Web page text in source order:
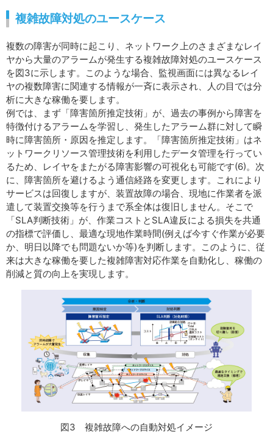
複雑故障対処のユースケース
複数の障害が同時に起こり、ネットワーク上のさまざまなレイ
ヤから大量のアラームが発生する複雑故障対処のユースケース
を図3に示します。このような場合、監視画面には異なるレイ
ヤの複数障害に関連する情報が一斉に表示され、人の目では分
析に大きな稼働を要します。
例では、まず「障害箇所推定技術」が、過去の事例から障害を
特徴付けるアラームを学習し、発生したアラーム群に対して瞬
時に障害箇所・原因を推定します。「障害箇所推定技術」はネ
ットワークリソース管理技術を利用したデータ管理を行ってい
るため、レイヤをまたがる障害影響の可視化も可能です(6)。次
に、障害箇所を避けるよう通信経路を変更します。これにより
サービスは回復しますが、装置故障の場合、現地に作業者を派
遣して装置交換等を行うまで系全体は復旧しません。そこで
「SLA判断技術」が、作業コストとSLA違反による損失を共通
の指標で評価し、最適な現地作業時間(例えば今すぐ作業が必要
か、明日以降でも問題ないか等)を判断します。このように、従
来は大きな稼働を要した複雑障害対応作業を自動化し、稼働の
削減と質の向上を実現します。
図3 複雑故障への自動対処イメージ